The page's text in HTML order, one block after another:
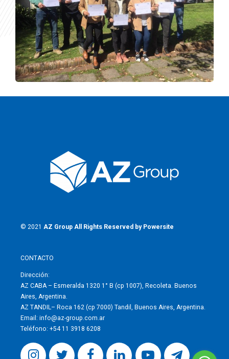
© 2021 AZ Group All Rights Reserved by Powersite
CONTACTO
Dirección:
AZ CABA – Esmeralda 1320 1° B (cp 1007), Recoleta. Buenos
Aires, Argentina.
AZ TANDIL– Roca 162 (cp 7000) Tandil, Buenos Aires, Argentina.
Email: info@az-group.com.ar
Teléfono: +54 11 3918 6208